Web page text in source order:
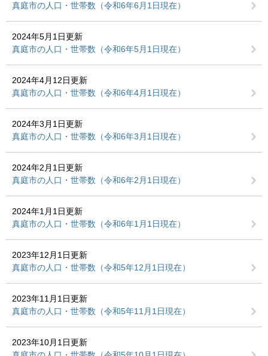
真庭市の人口・世帯数（令和6年6月1日現在）
2024年5月1日更新
真庭市の人口・世帯数（令和6年5月1日現在）
2024年4月12日更新
真庭市の人口・世帯数（令和6年4月1日現在）
2024年3月1日更新
真庭市の人口・世帯数（令和6年3月1日現在）
2024年2月1日更新
真庭市の人口・世帯数（令和6年2月1日現在）
2024年1月1日更新
真庭市の人口・世帯数（令和6年1月1日現在）
2023年12月1日更新
真庭市の人口・世帯数（令和5年12月1日現在）
2023年11月1日更新
真庭市の人口・世帯数（令和5年11月1日現在）
2023年10月1日更新